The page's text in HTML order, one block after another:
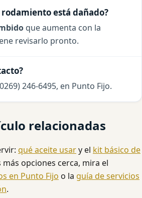
rodamiento está dañado?
que aumenta con la
revisarlo pronto.
246-6495, en Punto Fijo.
relacionadas
qué aceite usary el kit básico de
más opciones cerca, mira el
en Punto Fijo o la guía de servicios
.